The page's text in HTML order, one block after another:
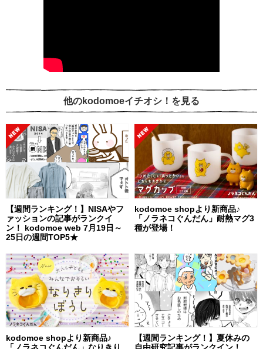
他のkodomoeイチオシ！を見る
【週間ランキング！】NISAやフ
ァッションの記事がランクイ
ン！ kodomoe web 7月19日～
25日の週間TOP5★
kodomoe shopより新商品♪
「ノラネコぐんだん」耐熱マグ3
種が登場！
kodomoe shopより新商品♪
【週間ランキング！】夏休みの